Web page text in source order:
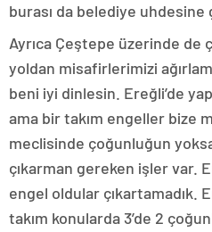
burası da belediye uhdesine
Ayrıca Çeştepe üzerinde de
yoldan misafirlerimizi
beni iyi dinlesin. Ereğli’de
ama bir takım engeller bize
meclisinde çoğunluğun
çıkarman gereken işler var.
engel oldular çıkartamadık.
takım konularda 3’de 2